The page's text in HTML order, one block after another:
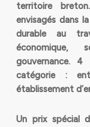
territoire
envisagés dans
durable au
économique,
gouvernance.
catégorie :
établissement
Un prix spécial